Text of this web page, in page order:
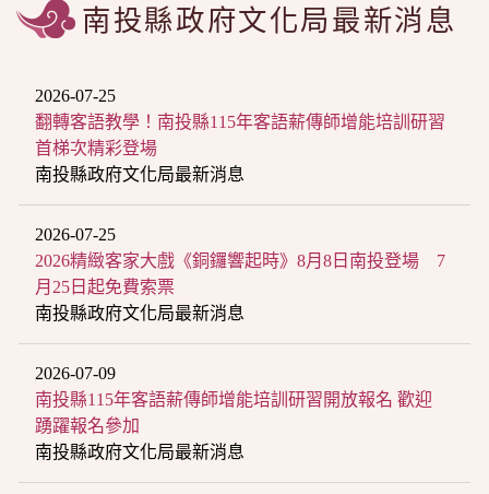
南投縣政府文化局最新消息
2026-07-25
翻轉客語教學！南投縣115年客語薪傳師增能培訓研習
首梯次精彩登場
南投縣政府文化局最新消息
2026-07-25
2026精緻客家大戲《銅鑼響起時》8月8日南投登場 7
月25日起免費索票
南投縣政府文化局最新消息
2026-07-09
南投縣115年客語薪傳師增能培訓研習開放報名 歡迎
踴躍報名參加
南投縣政府文化局最新消息